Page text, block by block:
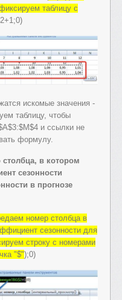
таблицу с
искомые значения -
таблицу, чтобы
и ссылки не
формулу.
в котором
сезонности
в прогнозе
номер столбца в
сезонности для
строку с номерами
"$");0)